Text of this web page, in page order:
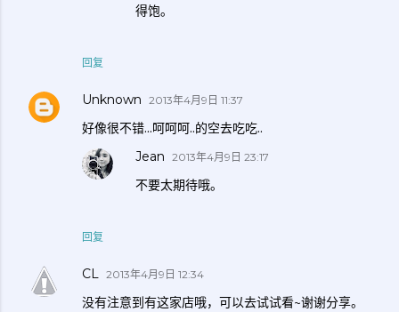
回复
得饱。
Unknown 2013年4月9日 11:37
好像很不错...呵呵呵..的空去吃吃..
回复
Jean 2013年4月9日 23:17
不要太期待哦。
CL 2013年4月9日 12:34
没有注意到有这家店哦，可以去试试看~谢谢分享。